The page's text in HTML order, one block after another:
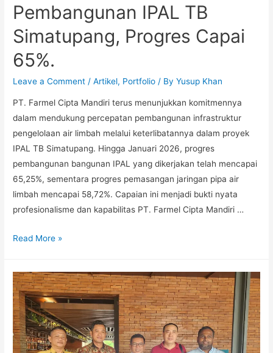
Pembangunan IPAL TB
Simatupang, Progres Capai
65%.
Leave a Comment /Artikel, Portfolio / ByYusup Khan
PT. Farmel Cipta Mandiri terus menunjukkan komitmennya
dalam mendukung percepatan pembangunan infrastruktur
pengelolaan air limbah melalui keterlibatannya dalam proyek
IPAL TB Simatupang. Hingga Januari 2026, progres
pembangunan bangunan IPAL yang dikerjakan telah mencapai
65,25%, sementara progres pemasangan jaringan pipa air
limbah mencapai 58,72%. Capaian ini menjadi bukti nyata
profesionalisme dan kapabilitas PT. Farmel Cipta Mandiri …
Read More »